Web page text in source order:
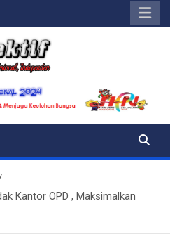
Kantor OPD , Maksimalkan